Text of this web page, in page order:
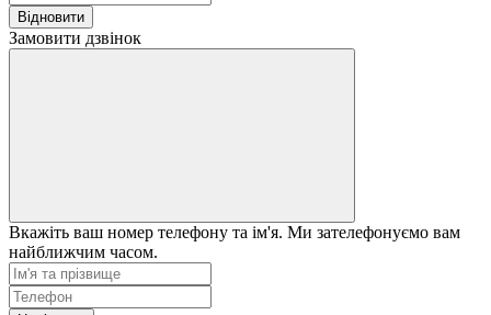
Відновити
Замовити дзвінок
Вкажіть ваш номер телефону та ім'я. Ми зателефонуємо вам
найближчим часом.